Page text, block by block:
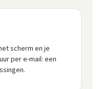
scherm en je
per e-mail: een